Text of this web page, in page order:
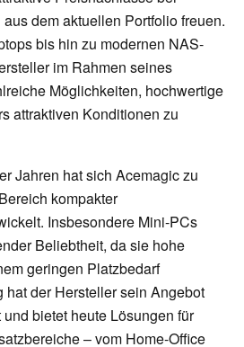
dem aktuellen Portfolio freuen.
bis hin zu modernen NAS-
im Rahmen seines
Möglichkeiten, hochwertige
attraktiven Konditionen zu
Jahren hat sich Acemagic zu
kompakter
Insbesondere Mini-PCs
Beliebtheit, da sie hohe
geringen Platzbedarf
der Hersteller sein Angebot
bietet heute Lösungen für
– vom Home-Office